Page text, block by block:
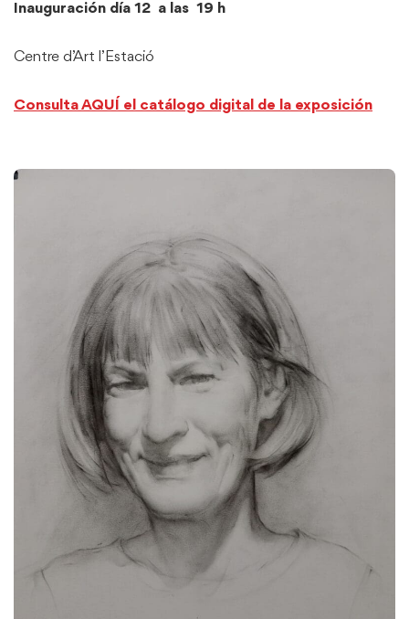
Inauguración día 12 a las 19 h
Centre d’Art l’Estació
Consulta AQUÍ el catálogo digital de la exposición